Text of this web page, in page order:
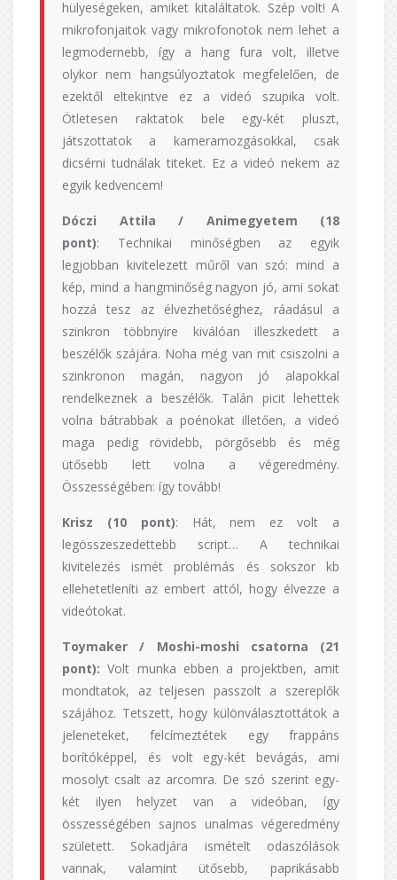
hülyeségeken, amiket kitaláltatok. Szép volt! A
mikrofonjaitok vagy mikrofonotok nem lehet a
legmodernebb, így a hang fura volt, illetve
olykor nem hangsúlyoztatok megfelelően, de
ezektől eltekintve ez a videó szupika volt.
Ötletesen raktatok bele egy-két pluszt,
játszottatok a kameramozgásokkal, csak
dicsérni tudnálak titeket. Ez a videó nekem az
egyik kedvencem!
Dóczi Attila / Animegyetem (18
pont): Technikai minőségben az egyik
legjobban kivitelezett műről van szó: mind a
kép, mind a hangminőség nagyon jó, ami sokat
hozzá tesz az élvezhetőséghez, ráadásul a
szinkron többnyire kiválóan illeszkedett a
beszélők szájára. Noha még van mit csiszolni a
szinkronon magán, nagyon jó alapokkal
rendelkeznek a beszélők. Talán picit lehettek
volna bátrabbak a poénokat illetően, a videó
maga pedig rövidebb, pörgősebb és még
ütősebb lett volna a végeredmény.
Összességében: így tovább!
Krisz (10 pont): Hát, nem ez volt a
legösszeszedettebb script… A technikai
kivitelezés ismét problémás és sokszor kb
ellehetetleníti az embert attól, hogy élvezze a
videótokat.
Toymaker / Moshi-moshi csatorna (21
pont): Volt munka ebben a projektben, amit
mondtatok, az teljesen passzolt a szereplők
szájához. Tetszett, hogy különválasztottátok a
jeleneteket, felcímeztétek egy frappáns
borítóképpel, és volt egy-két bevágás, ami
mosolyt csalt az arcomra. De szó szerint egy-
két ilyen helyzet van a videóban, így
összességében sajnos unalmas végeredmény
született. Sokadjára ismételt odaszólások
vannak, valamint ütősebb, paprikásabb